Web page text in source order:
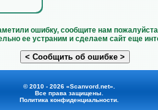
ошибку, сообщите нам
ее устраним и сделаем сайт еще
© 2010 - 2026 «Scanvord.net».
Все права защищены.
Политика конфиденциальности.